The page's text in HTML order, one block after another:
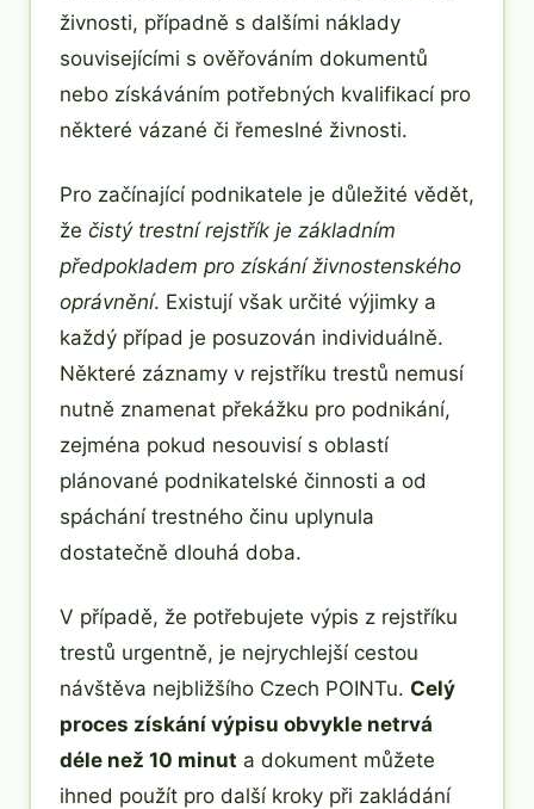
živnosti, případně s dalšími náklady
souvisejícími s ověřováním dokumentů
nebo získáváním potřebných kvalifikací pro
některé vázané či řemeslné živnosti.
Pro začínající podnikatele je důležité vědět,
že čistý trestní rejstřík je základním
předpokladem pro získání živnostenského
oprávnění. Existují však určité výjimky a
každý případ je posuzován individuálně.
Některé záznamy v rejstříku trestů nemusí
nutně znamenat překážku pro podnikání,
zejména pokud nesouvisí s oblastí
plánované podnikatelské činnosti a od
spáchání trestného činu uplynula
dostatečně dlouhá doba.
V případě, že potřebujete výpis z rejstříku
trestů urgentně, je nejrychlejší cestou
návštěva nejbližšího Czech POINTu. Celý
proces získání výpisu obvykle netrvá
déle než 10 minut a dokument můžete
ihned použít pro další kroky při zakládání